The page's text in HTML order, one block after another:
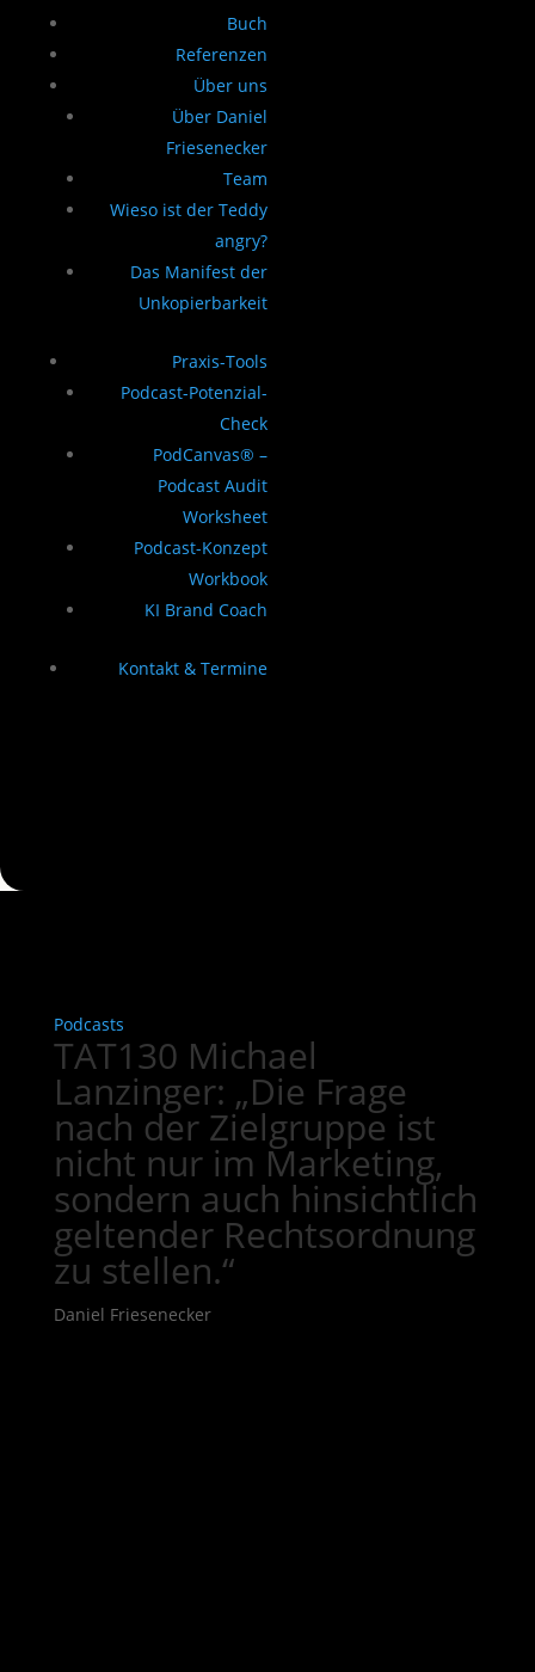
Buch
Referenzen
Über uns
Über Daniel
Friesenecker
Team
Wieso ist der Teddy
angry?
Das Manifest der
Unkopierbarkeit
Praxis-Tools
Podcast-Potenzial-
Check
PodCanvas® –
Podcast Audit
Worksheet
Podcast-Konzept
Workbook
KI Brand Coach
Kontakt & Termine
Podcasts
TAT130 Michael
Lanzinger: „Die Frage
nach der Zielgruppe ist
nicht nur im Marketing,
sondern auch hinsichtlich
geltender Rechtsordnung
zu stellen.“
Daniel Friesenecker